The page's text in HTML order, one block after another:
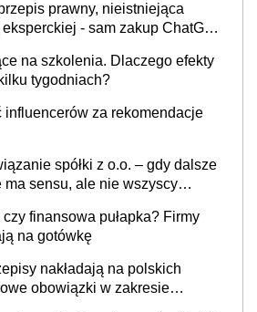
prawny, nieistniejąca
- sam zakup ChatGPT
na szkolenia. Dlaczego efekty
tygodniach?
za rekomendacje
spółki z o.o. – gdy dalsze
ma sensu, ale nie wszyscy
finansowa pułapka? Firmy
na gotówkę
nakładają na polskich
obowiązki w zakresie